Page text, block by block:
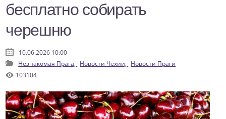
бесплатно собирать
черешню
10.06.2026 10:00
Незнакомая Прага, Новости Чехии, Новости Праги
103104